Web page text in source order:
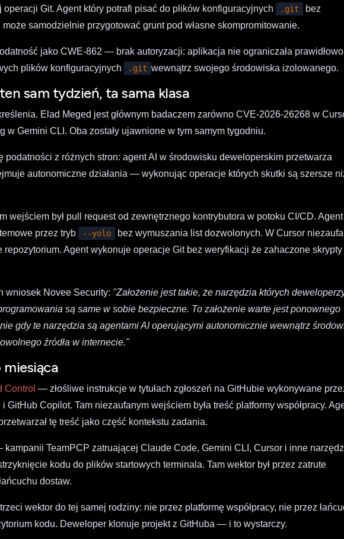
Git. Agent który potrafi pisać do plików konfiguracyjnych
.git
bez
samodzielnie przygotować grunt pod własne skompromitowanie.
jako CWE-862 — brak autoryzacji: aplikacja nie ograniczała prawidłowo
plików konfiguracyjnych
.git wewnątrz swojego środowiska izolowanego.
sam tydzień, ta sama klasa
Elad Meged jest głównym badaczem zarówno CVE-2026-26268 w
w Gemini CLI. Oba zostały ujawnione w tym samym tygodniu.
podatności z różnych stron: agent AI w środowisku deweloperskim przetwarza
autonomiczne działania — wykonując operacje których skutki są szersze
wejściem był pull request od zewnętrznego kontrybutora w potoku CI/CD. Agent
przez tryb
--yolo
bez wymuszania list dozwolonych. W Cursor
Agent wykonuje operacje Git bez weryfikacji że zahaczone skrypty
wniosek Novee Security: "Założenie jest takie, że narzędzia których
są same w sobie bezpieczne. To założenie warte jest ponownego
gdy te narzędzia są agentami AI operującymi autonomicznie wewnątrz
źródła w internecie."
miesiąca
Control — złośliwe instrukcje w tytułach zgłoszeń na GitHubie wykonywane
GitHub Copilot. Tam niezaufanym wejściem była treść platformy współpracy.
tę treść jako część kontekstu zadania.
TeamPCP zatruającej Claude Code, Gemini CLI, Cursor i inne
kodu do plików startowych terminala. Tam wektor był przez zatrute
dostaw.
wektor do tej samej rodziny: nie przez platformę współpracy, nie przez
kodu. Deweloper klonuje projekt z GitHuba — i to wystarczy.